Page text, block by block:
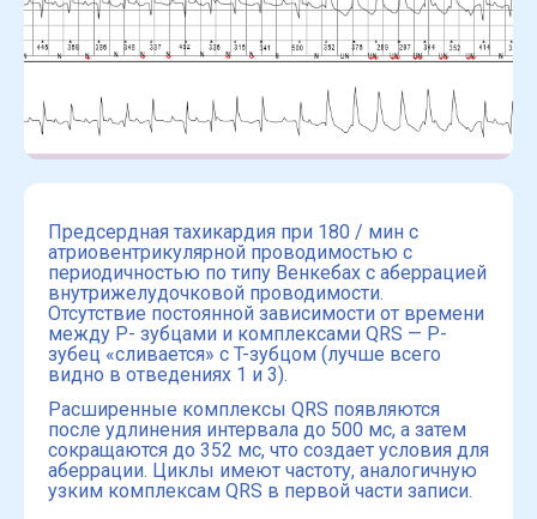
Предсердная тахикардия при 180 / мин с
атриовентрикулярной проводимостью с
периодичностью по типу Венкебах с аберрацией
внутрижелудочковой проводимости.
Отсутствие постоянной зависимости от времени
между P- зубцами и комплексами QRS — P-
зубец «сливается» с T-зубцом (лучше всего
видно в отведениях 1 и 3).
Расширенные комплексы QRS появляются
после удлинения интервала до 500 мс, а затем
сокращаются до 352 мс, что создает условия для
аберрации. Циклы имеют частоту, аналогичную
узким комплексам QRS в первой части записи.